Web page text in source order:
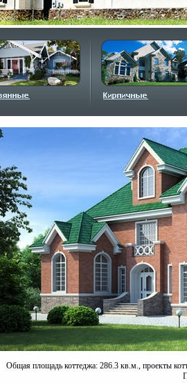
Общая площадь коттеджа: 286.3 кв.м., проекты